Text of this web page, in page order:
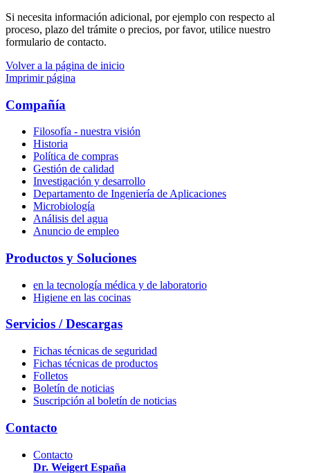
Si necesita información adicional, por ejemplo con respecto al
proceso, plazo del trámite o precios, por favor, utilice nuestro
formulario de contacto.
Volver a la página de inicio
Imprimir página
Compañía
Filosofía - nuestra visión
Historia
Política de compras
Gestión de calidad
Investigación y desarrollo
Departamento de Ingeniería de Aplicaciones
Microbiología
Análisis del agua
Anuncio de empleo
Productos y Soluciones
en la tecnología médica y de laboratorio
Higiene en las cocinas
Servicios / Descargas
Fichas técnicas de seguridad
Fichas técnicas de productos
Folletos
Boletín de noticias
Suscripción al boletín de noticias
Contacto
Contacto
Dr. Weigert España